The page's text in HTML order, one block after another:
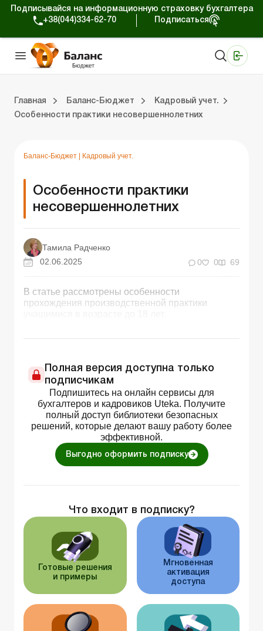
Подписывайся на информационную страховку бухгалтера
+38(044)334-62-70
Подписаться
Главная Баланс-Бюджет
Кадровый учет.
Особенности практики несовершеннолетних
Баланс-Бюджет Кадровый учет.
Особенности практики
несовершеннолетних
Тамила Радченко
02.06.2025
0 0 69
В статье рассмотрены особенности
прохождения производственной практики
Полная версия доступна только
подписчикам
Подпишитесь на онлайн сервисы для
бухгалтеров и кадровиков Uteka. Получите
полный доступ библиотеки безопасных
решений, которые делают вашу работу более
эффективной.
Выгодно оформить подписку
Что входит в подписку?
Готовые решения
и примеры
Мгновенная
активация
доступа